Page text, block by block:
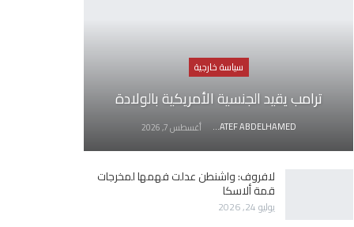
سياسة خارجية
ترامب يقيد الجنسية الأمريكية بالولادة
AWATEF ABDELHAMED أغسطس 7, 2026
لافروف: واشنطن عدلت فهمها لمخرجات
قمة ألاسكا
يوليو 24, 2026